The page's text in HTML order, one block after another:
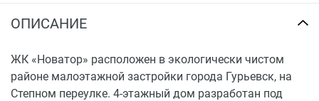
ОПИСАНИЕ
ЖК «Новатор» расположен в экологически чистом
районе малоэтажной застройки города Гурьевск, на
Степном переулке. 4-этажный дом разработан под